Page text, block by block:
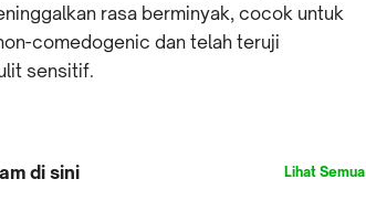
rasa berminyak, cocok untuk
comedogenic dan telah teruji
sensitif.
di sini Lihat Semua